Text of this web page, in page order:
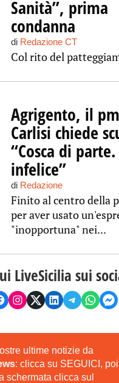
Sanità”, prima
condanna
di Redazione CT
Col rito del
Agrigento, il
Carlisi chiede
“Cosca di parte.
infelice”
di Redazione
Finito al centro della
per aver usato
"inopportuna" nei...
LiveSicilia sui
ultime notizie da
: clicca su SEGUICI, poi
schermata clicca sul